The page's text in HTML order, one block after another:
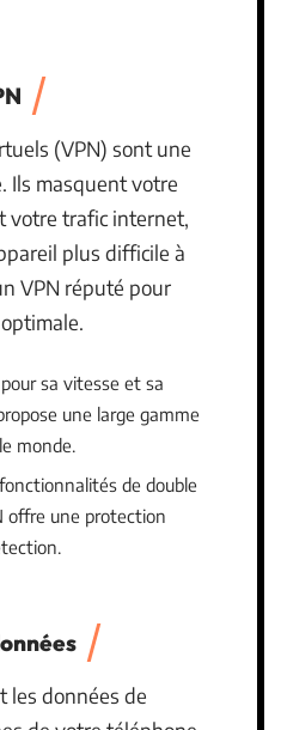
(VPN) sont une
Ils masquent votre
votre trafic internet,
plus difficile à
VPN réputé pour
sa vitesse et sa
une large gamme
monde.
de double
offre une protection
les données de